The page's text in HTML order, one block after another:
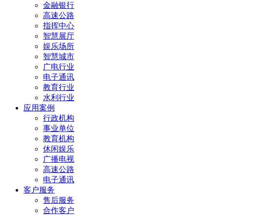
金融银行
高速公路
指挥中心
智慧展厅
娱乐场所
智慧城市
广电行业
电子通讯
教育行业
水利行业
应用案例
行政机构
事业单位
教育机构
休闲娱乐
广播电视
高速公路
电子通讯
客户服务
售后服务
合作客户